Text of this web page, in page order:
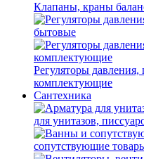
Клапаны, краны
бытовые
Регуляторы давления,
комплектующие
Сантехника
для унитазов,
сопутствующие